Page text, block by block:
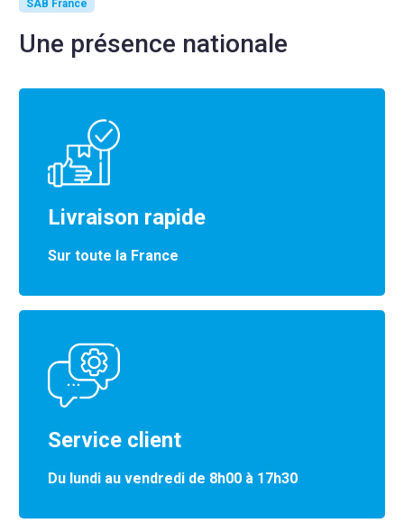
SAB France
Une présence nationale
Livraison rapide
Sur toute la France
Service client
Du lundi au vendredi de 8h00 à 17h30